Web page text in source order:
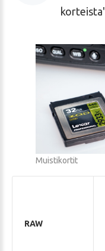
korteista
Muistikortit
RAW